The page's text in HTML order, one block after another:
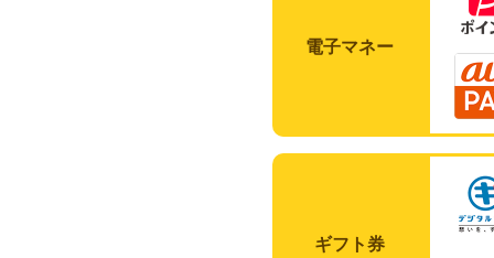
電子マネー
ギフト券